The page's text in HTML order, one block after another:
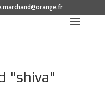
"shiva"